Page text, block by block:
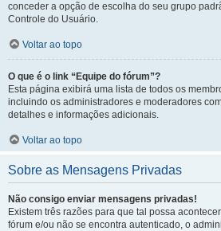
conceder a opção de escolha do seu grupo
Controle do Usuário.
Voltar ao topo
O que é o link “Equipe do fórum”?
Esta página exibirá uma lista de todos os
incluindo os administradores e moderadores
detalhes e informações adicionais.
Voltar ao topo
Sobre as Mensagens Privadas
Não consigo enviar mensagens privadas!
Existem três razões para que tal possa
fórum e/ou não se encontra autenticado, o